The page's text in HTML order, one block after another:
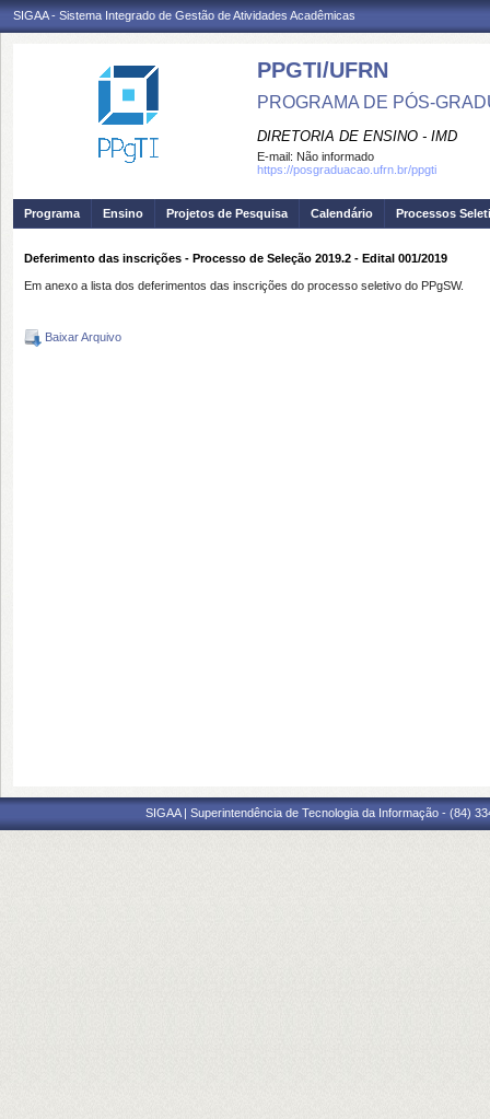
SIGAA - Sistema Integrado de Gestão de Atividades Acadêmicas
PPGTI/UFRN
PROGRAMA DE PÓS-
DIRETORIA DE ENSINO - IMD
E-mail: Não informado
https://posgraduacao.ufrn.br/ppgti
Programa Ensino Projetos de Pesquisa Calendário Processos
Deferimento das inscrições - Processo de Seleção 2019.2 - Edital 001/2019
Em anexo a lista dos deferimentos das inscrições do processo seletivo do PPgSW.
Baixar Arquivo
SIGAA | Superintendência de Tecnologia da Informação - (84)